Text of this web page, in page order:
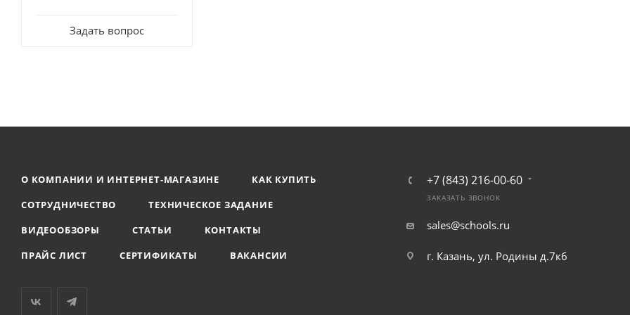
Задать вопрос
О КОМПАНИИ И ИНТЕРНЕТ-МАГАЗИНЕ
КАК КУПИТЬ
СОТРУДНИЧЕСТВО
ТЕХНИЧЕСКОЕ ЗАДАНИЕ
ВИДЕООБЗОРЫ
СТАТЬИ
КОНТАКТЫ
ПРАЙС ЛИСТ
СЕРТИФИКАТЫ ВАКАНСИИ
+7 (843) 216-00-60
ЗАКАЗАТЬ ЗВОНОК
sales@schools.ru
г. Казань, ул. Родины д.7к6